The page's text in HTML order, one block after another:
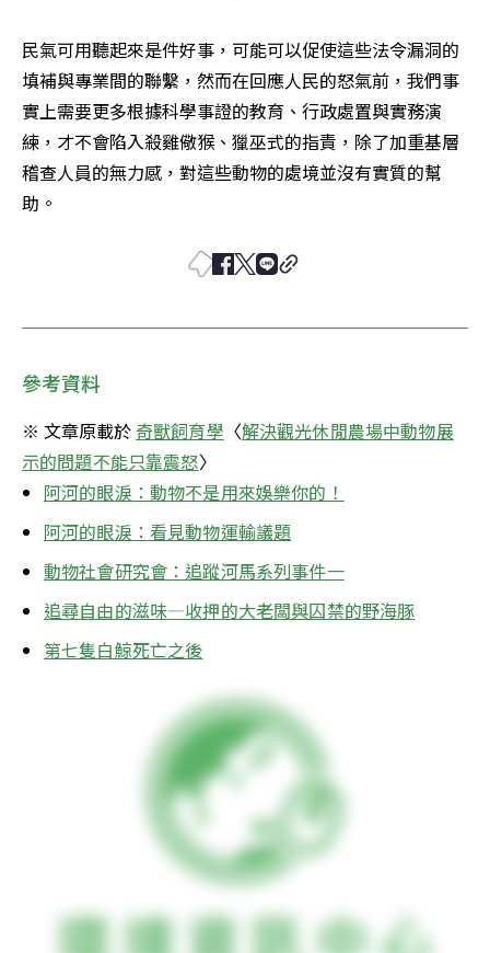
民氣可用聽起來是件好事，可能可以促使這些法令漏洞的
填補與專業間的聯繫，然而在回應人民的怒氣前，我們事
實上需要更多根據科學事證的教育、行政處置與實務演
練，才不會陷入殺雞儆猴、獵巫式的指責，除了加重基層
稽查人員的無力感，對這些動物的處境並沒有實質的幫
助。
參考資料
※ 文章原載於 奇獸飼育學 〈解決觀光休閒農場中動物展
示的問題不能只靠震怒〉
阿河的眼淚：動物不是用來娛樂你的！
阿河的眼淚：看見動物運輸議題
動物社會研究會：追蹤河馬系列事件一
追尋自由的滋味—收押的大老闆與囚禁的野海豚
第七隻白鯨死亡之後